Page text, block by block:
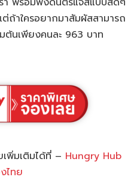
ถ้าใครอยากมาสัมผัสสามารถ
ต้นเพียงคนละ 963 บาท
เพิ่มเติมได้ที่ – Hungry Hub
ไทย